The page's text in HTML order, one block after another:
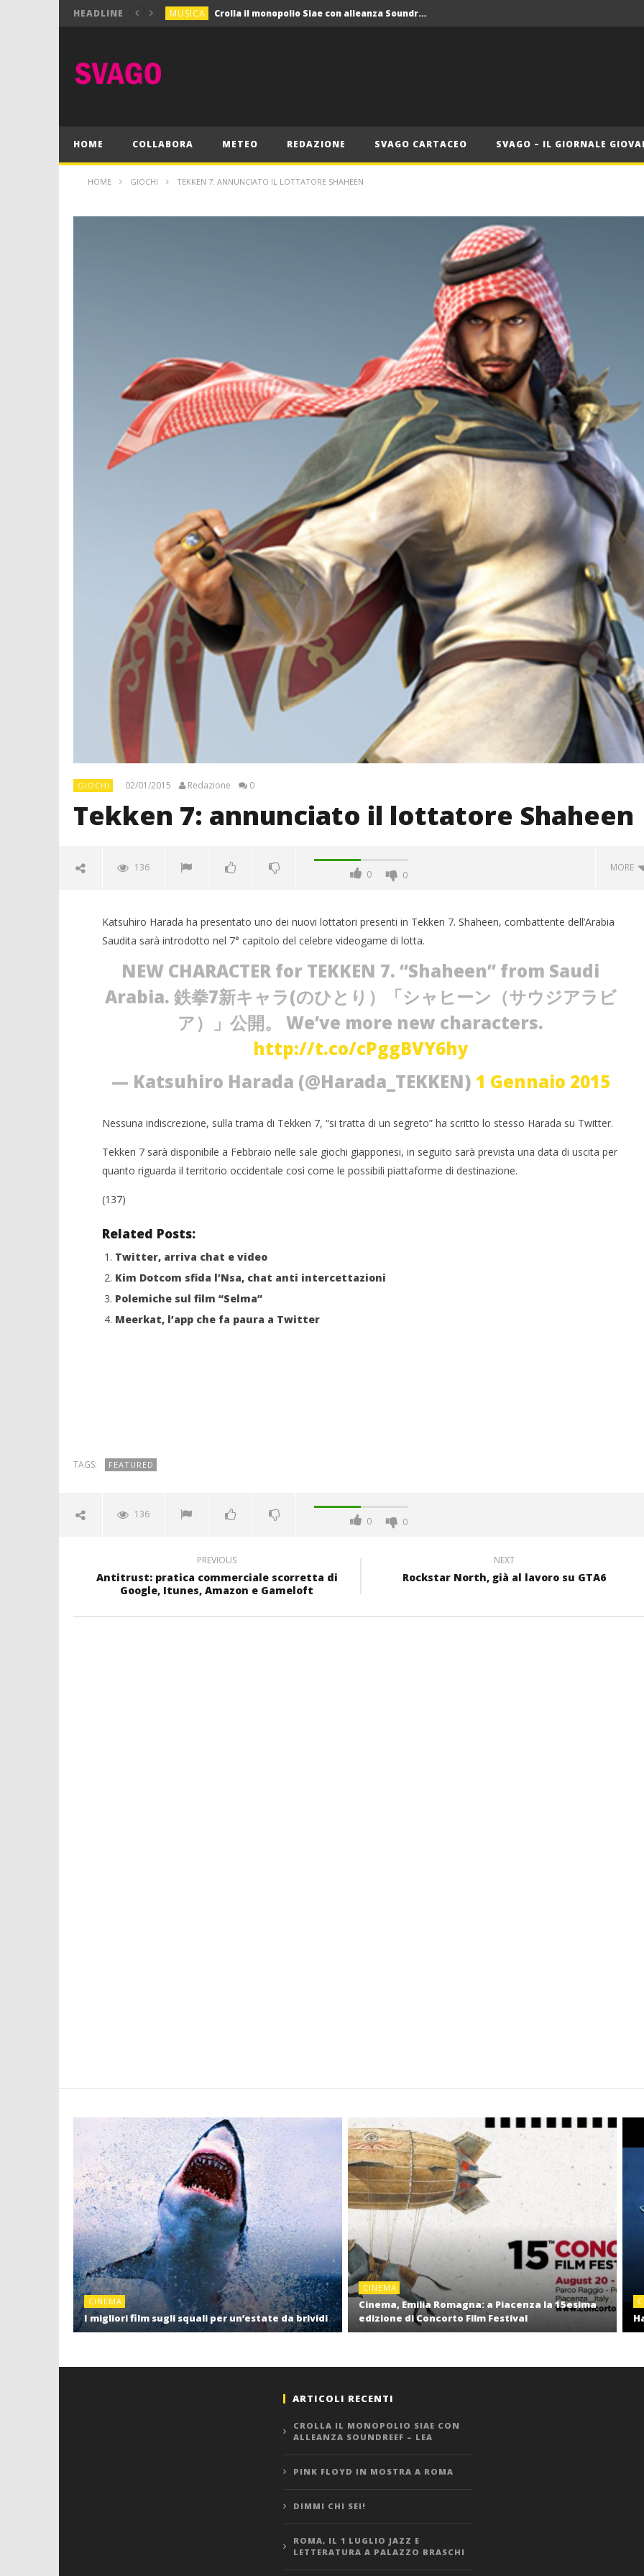
HEADLINE MUSICA Crolla il monopolio Siae con alleanza Soundreef – LEA
MUSICA Crolla il monopolio Siae con alleanza Soundreef – LEA
HOME COLLABORA METEO REDAZIONE SVAGO CARTACEO SVAGO – IL GIORNALE
HOME GIOCHI TEKKEN 7: ANNUNCIATO IL LOTTATORE SHAHEEN
GIOCHI 02/01/2015 Redazione 0
Tekken 7: annunciato il lottatore Shaheen
136
0 0
MORE
NOW VIEWING
Tekken 7: annunciato il lottatore
Redazione
Crolla il monopolio Siae con
alleanza Soundreef - LEA
02/01/2015
Redazione
Pink Floyd in mostra a Roma
Redazione
Katsuhiro Harada ha presentato uno dei nuovi lottatori presenti in Tekken 7. Shaheen, combattente dell’Arabia
Saudita sarà introdotto nel 7° capitolo del celebre videogame di lotta.
NEW CHARACTER for TEKKEN 7. “Shaheen” from Saudi
Arabia. 鉄拳7新キャラ(のひとり）「シャヒーン（サウジアラビ
ア）」公開。 We’ve more new characters.
http://t.co/cPggBVY6hy
— Katsuhiro Harada (@Harada_TEKKEN) 1 Gennaio 2015
Nessuna indiscrezione, sulla trama di Tekken 7, “si tratta di un segreto” ha scritto lo stesso Harada su Twitter.
Tekken 7 sarà disponibile a Febbraio nelle sale giochi giapponesi, in seguito sarà prevista una data di uscita per
quanto riguarda il territorio occidentale così come le possibili piattaforme di destinazione.
(137)
Related Posts:
Twitter, arriva chat e video
Kim Dotcom sfida l’Nsa, chat anti intercettazioni
Polemiche sul film “Selma”
Meerkat, l’app che fa paura a Twitter
TAGS: FEATURED
136
0 0
PREVIOUS
Antitrust: pratica commerciale scorretta di
Google, Itunes, Amazon e Gameloft
NEXT
Rockstar North, già al lavoro su GTA6
CINEMA
I migliori film sugli squali per un’estate da brividi
CINEMA
Cinema, Emilia Romagna: a Piacenza la 15esima
edizione di Concorto Film Festival
ARTICOLI RECENTI
CROLLA IL MONOPOLIO SIAE CON
ALLEANZA SOUNDREEF – LEA
PINK FLOYD IN MOSTRA A ROMA
DIMMI CHI SEI!
ROMA, IL 1 LUGLIO JAZZ E
LETTERATURA A PALAZZO BRASCHI